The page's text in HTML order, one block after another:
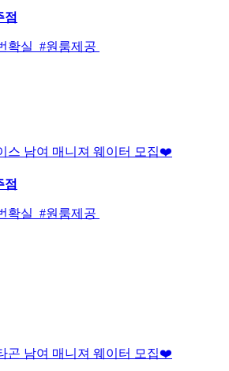
점
확실 #원룸제공
스 남여 매니져 웨이터 모집❤️
점
확실 #원룸제공
곤 남여 매니져 웨이터 모집❤️